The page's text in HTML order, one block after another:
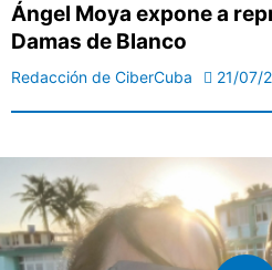
Ángel Moya expone a
Damas de Blanco
Redacción de CiberCuba 21/07/